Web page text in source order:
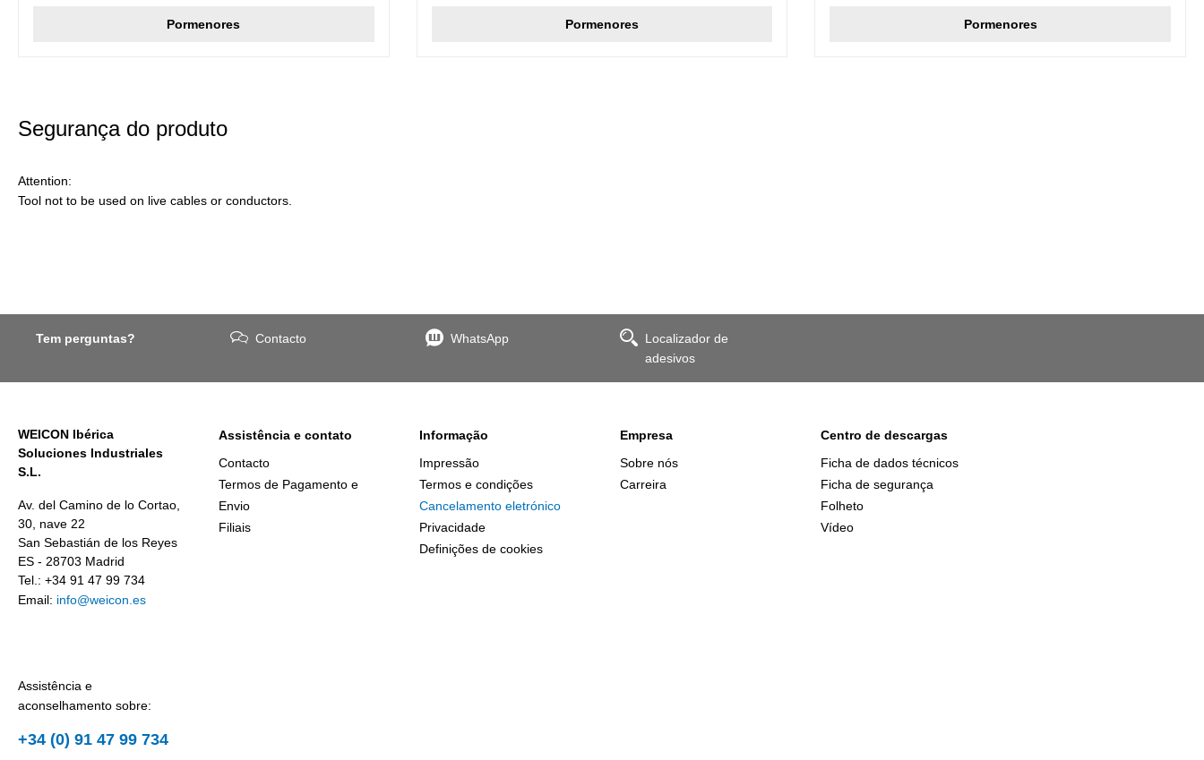
Pormenores Pormenores Pormenores
Segurança do produto
Attention:
Tool not to be used on live cables or conductors.
Tem perguntas? Contacto WhatsApp
Localizador de
adesivos
WEICON Ibérica
Soluciones Industriales
S.L.
Av. del Camino de lo Cortao,
30, nave 22
San Sebastián de los Reyes
ES - 28703 Madrid
Tel.: +34 91 47 99 734
Email: info@weicon.es
Assistência e
aconselhamento sobre:
+34 (0) 91 47 99 734
Assistência e contato
Contacto
Termos de Pagamento e
Envio
Filiais
Informação
Impressão
Termos e condições
Cancelamento eletrónico
Privacidade
Definições de cookies
Empresa
Sobre nós
Carreira
Centro de descargas
Ficha de dados técnicos
Ficha de segurança
Folheto
Vídeo